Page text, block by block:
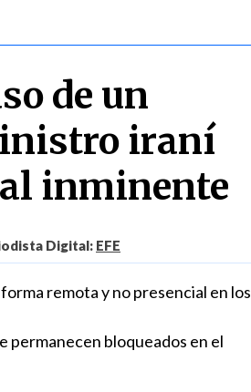
de un
iraní
inminente
Digital: EFE
remota y no presencial en los
permanecen bloqueados en el